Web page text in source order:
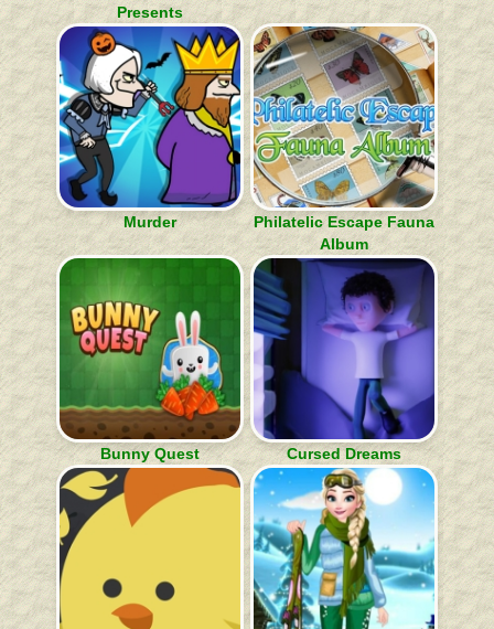
Presents
Murder
Philatelic Escape Fauna
Album
Bunny Quest Cursed Dreams